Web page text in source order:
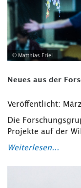
© Matthias Friel
Neues aus der
Veröffentlicht:
Die
Projekte auf der
Weiterlesen...